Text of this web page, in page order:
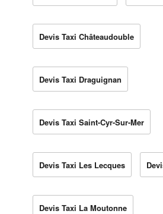
Devis Taxi Châteaudouble
Devis Taxi Draguignan
Devis Taxi Saint-Cyr-Sur-Mer
Devis Taxi Les Lecques
Devis Taxi La Moutonne